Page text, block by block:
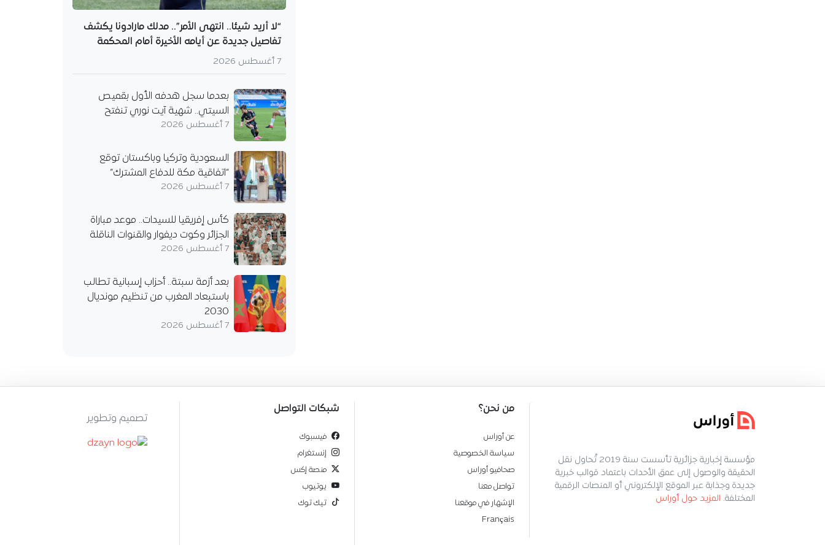
“لا أريد شيئا.. انتهى الأمر”.. مدلك مارادونا يكشف
تفاصيل جديدة عن أيامه الأخيرة أمام المحكمة
7 أغسطس 2026
بعدما سجل هدفه الأول بقميص
السيتي.. شهية آيت نوري تنفتح
7 أغسطس 2026
السعودية وتركيا وباكستان توقع
“اتفاقية مكة للدفاع المشترك”
7 أغسطس 2026
كأس إفريقيا للسيدات.. موعد مباراة
الجزائر وكوت ديفوار والقنوات الناقلة
7 أغسطس 2026
بعد أزمة سبتة.. أحزاب إسبانية تطالب
باستبعاد المغرب من تنظيم مونديال
2030
7 أغسطس 2026
مؤسسة إخبارية جزائرية تأسست سنة 2019 تُحاول نقل
الحقيقة والوصول إلى عمق الأحداث باعتماد قوالب خبرية
جديدة وجذابة عبر الموقع الإلكتروني أو المنصات الرقمية
المختلفة. المزيد حول أوراس
من نحن؟
عن أوراس
سياسة الخصوصية
صحافيو أوراس
تواصل معنا
الإشهار في موقعنا
Français
شبكات التواصل
فيسبوك
إنستغرام
منصة إكس
يوتيوب
تيك توك
تصميم وتطوير